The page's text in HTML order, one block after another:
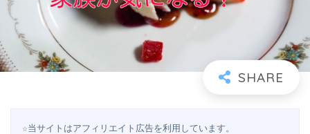
☆当サイトはアフィリエイト広告を利用しています。